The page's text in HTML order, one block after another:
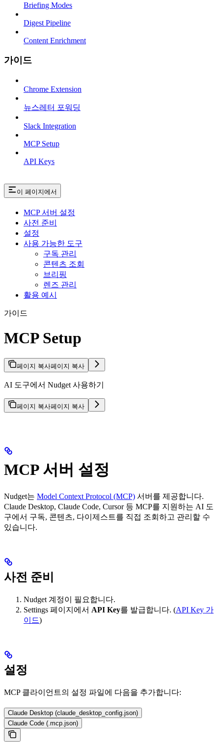
Briefing Modes
Digest Pipeline
Content Enrichment
가이드
Chrome Extension
뉴스레터 포워딩
Slack Integration
MCP Setup
API Keys
이 페이지에서
MCP 서버 설정
사전 준비
설정
사용 가능한 도구
구독 관리
콘텐츠 조회
브리핑
렌즈 관리
활용 예시
가이드
MCP Setup
페이지 복사페이지 복사
AI 도구에서 Nudget 사용하기
페이지 복사페이지 복사
MCP 서버 설정
Nudget는 Model Context Protocol (MCP) 서버를 제공합니다.
Claude Desktop, Claude Code, Cursor 등 MCP를 지원하는 AI 도
구에서 구독, 콘텐츠, 다이제스트를 직접 조회하고 관리할 수
있습니다.
사전 준비
Nudget 계정이 필요합니다.
Settings 페이지에서 API Key를 발급합니다. (API Key 가
이드)
설정
MCP 클라이언트의 설정 파일에 다음을 추가합니다:
Claude Desktop (claude_desktop_config.json)
Claude Code (.mcp.json)